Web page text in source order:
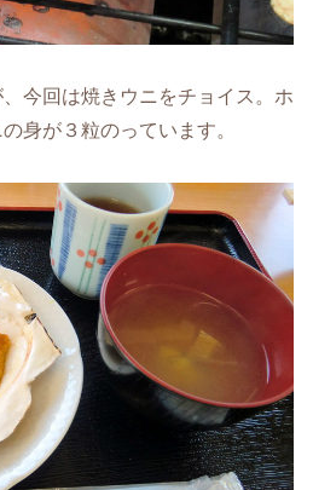
今回は焼きウニをチョイス。ホ
身が３粒のっています。